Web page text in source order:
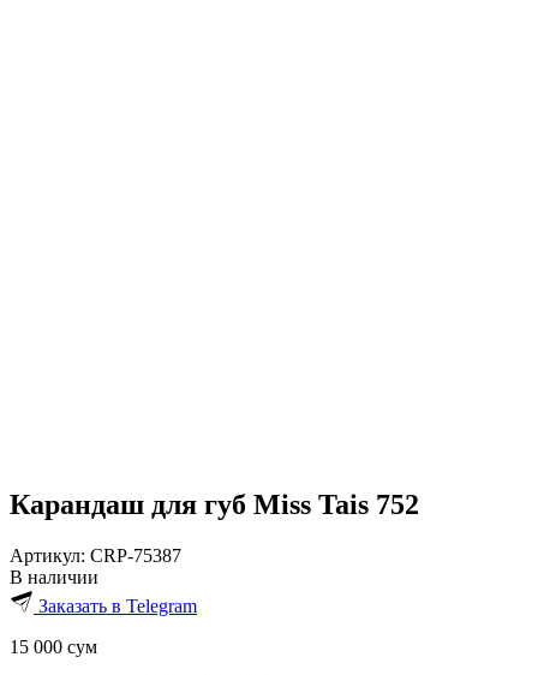
Карандаш для губ Miss Tais 752
Артикул: CRP-75387
В наличии
Заказать в Telegram
15 000 сум